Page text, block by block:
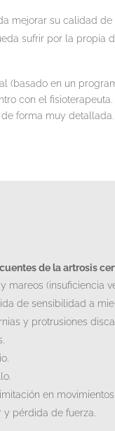
mejorar su calidad
sufrir por la propia
(basado en un
con el
forma muy detallada.
de la artrosis
mareos (insuficiencia
de sensibilidad a
y protrusiones
en
pérdida de fuerza.